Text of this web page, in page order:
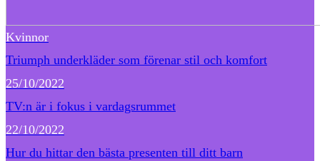
Kvinnor
Triumph underkläder som förenar stil och komfort
25/10/2022
TV:n är i fokus i vardagsrummet
22/10/2022
Hur du hittar den bästa presenten till ditt barn